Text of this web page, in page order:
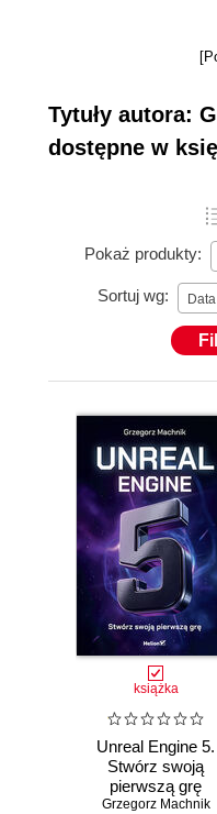
informacji:
Tytuły autora:
dostępne w
Pokaż produkty:
Sortuj wg:
książka
Unreal Engine 5.
Stwórz swoją
pierwszą grę
Grzegorz Machnik